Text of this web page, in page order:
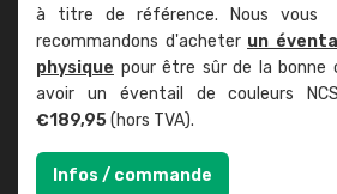
à titre de référence. Nous vous
recommandons d'acheter un
physique pour être sûr de la bonne
avoir un éventail de couleurs
€189,95(hors TVA).
Infos / commande